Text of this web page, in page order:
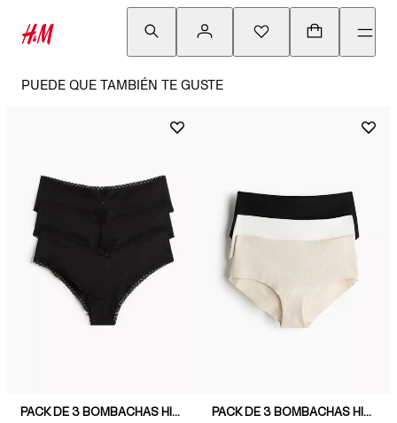
PUEDE QUE TAMBIÉN TE GUSTE
PACK DE 3 BOMBACHAS HIPSTER PACK DE 3 BOMBACHAS HIPSTER EFECTO INVISIBLE